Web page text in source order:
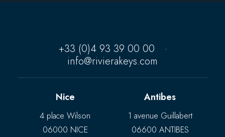
+33 (0)4 93 39 00 00
·
info@rivierakeys.com
Nice
4 place Wilson
06000 NICE
Antibes
1 avenue Guillabert
06600 ANTIBES